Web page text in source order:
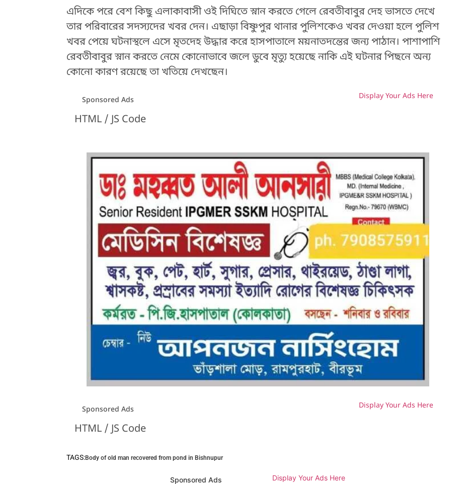
এদিকে পরে বেশ কিছু এলাকাবাসী ওই দিঘিতে স্নান করতে গেলে রেবতীবাবুর দেহ ভাসতে দেখে
তার পরিবারের সদস্যদের খবর দেন। এছাড়া বিষ্ণুপুর থানার পুলিশকেও খবর দেওয়া হলে পুলিশ
খবর পেয়ে ঘটনাস্থলে এসে মৃতদেহ উদ্ধার করে হাসপাতালে ময়নাতদন্তের জন্য পাঠান। পাশাপাশি
রেবতীবাবুর স্নান করতে নেমে কোনোভাবে জলে ডুবে মৃত্যু হয়েছে নাকি এই ঘটনার পিছনে অন্য
কোনো কারণ রয়েছে তা খতিয়ে দেখছেন।
Sponsored Ads Display Your Ads Here
HTML / JS Code
Sponsored Ads Display Your Ads Here
HTML / JS Code
TAGS:Body of old man recovered from pond in Bishnupur
Sponsored Ads Display Your Ads Here